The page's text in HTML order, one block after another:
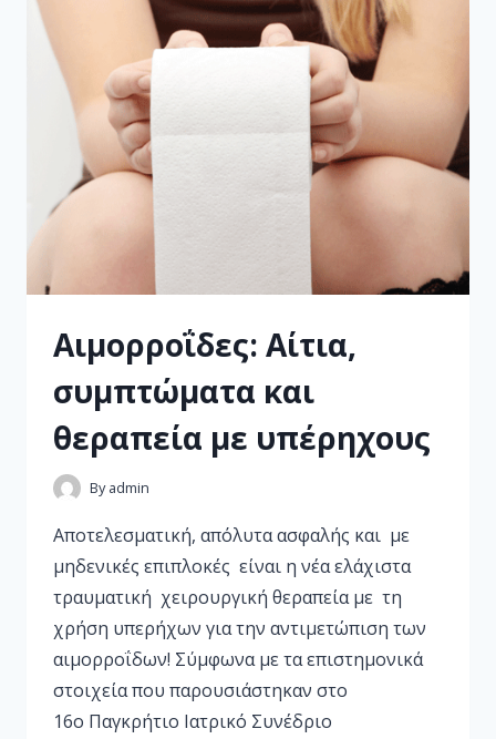
Αιμορροΐδες: Αίτια,
συμπτώματα και
θεραπεία με υπέρηχους
By admin
Αποτελεσματική, απόλυτα ασφαλής και με
μηδενικές επιπλοκές είναι η νέα ελάχιστα
τραυματική χειρουργική θεραπεία με τη
χρήση υπερήχων για την αντιμετώπιση των
αιμορροΐδων! Σύμφωνα με τα επιστημονικά
στοιχεία που παρουσιάστηκαν στο
16ο Παγκρήτιο Ιατρικό Συνέδριο